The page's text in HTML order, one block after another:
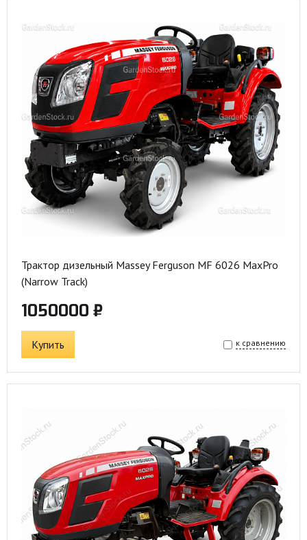
Трактор дизельный Massey Ferguson MF 6026 MaxPro
(Narrow Track)
1050000 ₽
Купить к сравнению